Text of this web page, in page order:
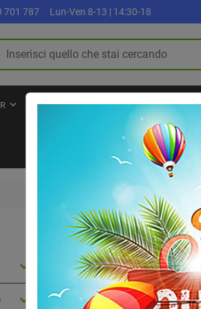
701 787 Lun-Ven 8-13 | 14:30-18
SPORT OUTDOOR PALLONI E


Gymnic